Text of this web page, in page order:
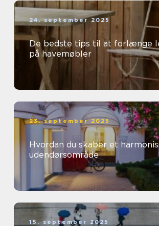
24. september 2025
De bedste tips til at forlænge
på havemøbler
23. september 2025
Hvordan du skaber et
udendørsområde
15. september 2025